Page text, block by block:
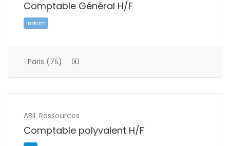
Comptable Général H/F
Paris (75)
ABIL Ressources
Comptable polyvalent H/F